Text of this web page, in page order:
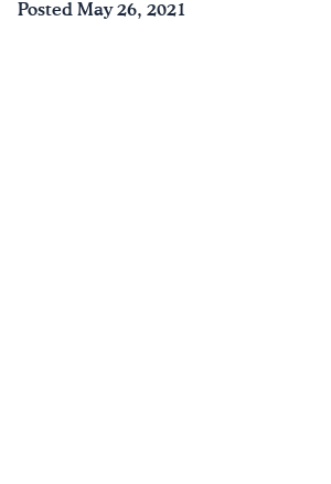
Posted May 26, 2021